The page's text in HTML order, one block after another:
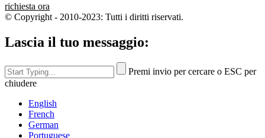
richiesta ora
© Copyright - 2010-2023: Tutti i diritti riservati.
Lascia il tuo messaggio:
Premi invio per cercare o ESC per
chiudere
English
French
German
Portuguese